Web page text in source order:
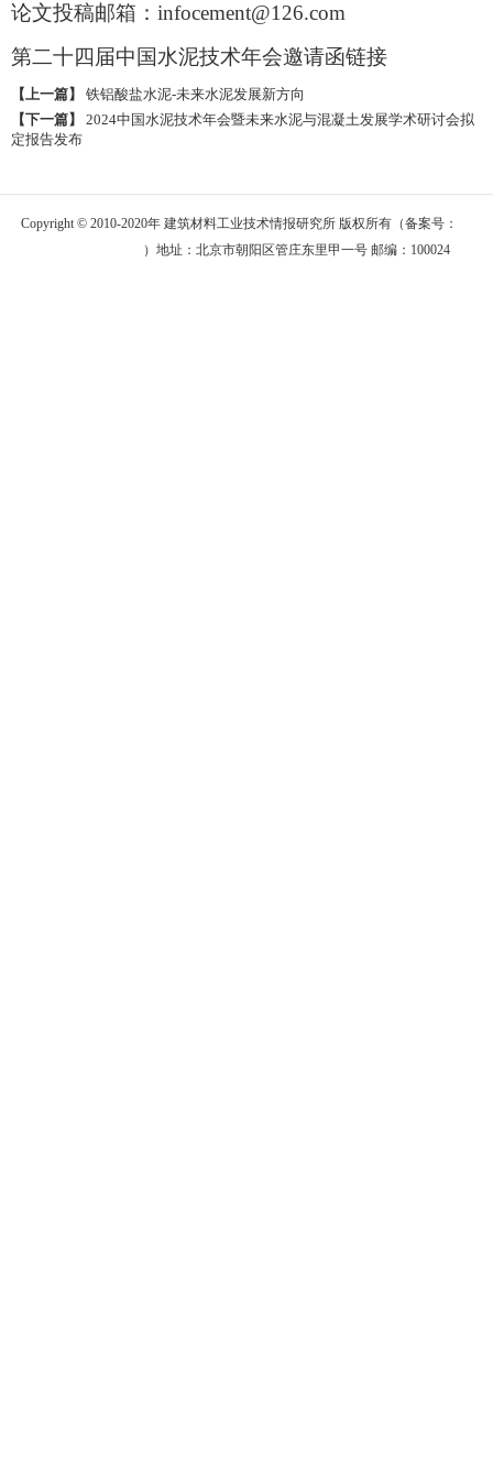
论文投稿邮箱：infocement@126.com
第二十四届中国水泥技术年会邀请函链接
【上一篇】
铁铝酸盐水泥-未来水泥发展新方向
【下一篇】 2024中国水泥技术年会暨未来水泥与混凝土发展学术研讨会拟
定报告发布
Copyright © 2010-2020年 建筑材料工业技术情报研究所 版权所有（备案号：
）地址：北京市朝阳区管庄东里甲一号 邮编：100024